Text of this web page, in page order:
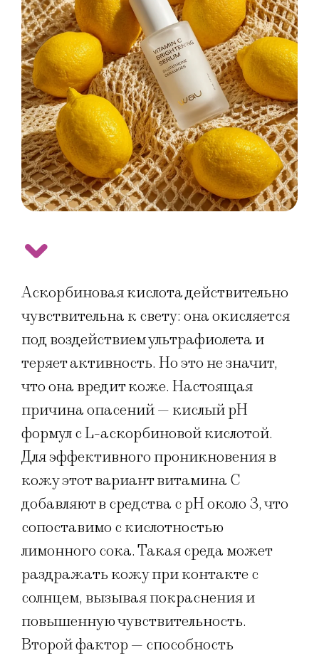
Аскорбиновая кислота действительно
чувствительна к свету: она окисляется
под воздействием ультрафиолета и
теряет активность. Но это не значит,
что она вредит коже. Настоящая
причина опасений — кислый pH
формул с L-аскорбиновой кислотой.
Для эффективного проникновения в
кожу этот вариант витамина С
добавляют в средства с pH около 3, что
сопоставимо с кислотностью
лимонного сока. Такая среда может
раздражать кожу при контакте с
солнцем, вызывая покраснения и
повышенную чувствительность.
Второй фактор — способность